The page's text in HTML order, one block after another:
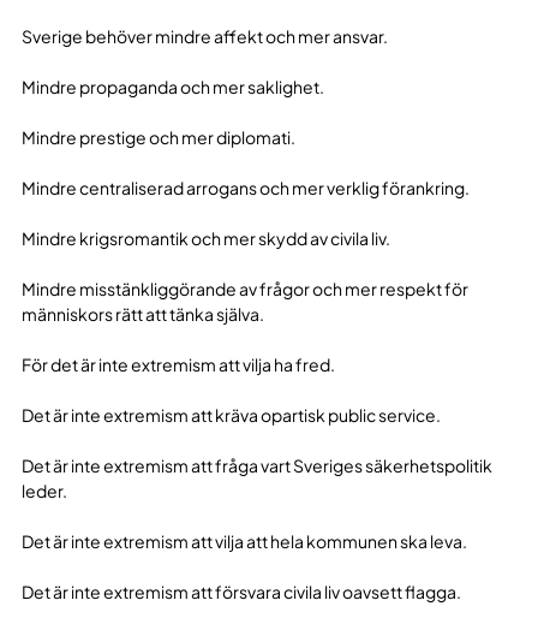
Sverige behöver mindre affekt och mer ansvar.
Mindre propaganda och mer saklighet.
Mindre prestige och mer diplomati.
Mindre centraliserad arrogans och mer verklig förankring.
Mindre krigsromantik och mer skydd av civila liv.
Mindre misstänkliggörande av frågor och mer respekt för
människors rätt att tänka själva.
För det är inte extremism att vilja ha fred.
Det är inte extremism att kräva opartisk public service.
Det är inte extremism att fråga vart Sveriges säkerhetspolitik
leder.
Det är inte extremism att vilja att hela kommunen ska leva.
Det är inte extremism att försvara civila liv oavsett flagga.